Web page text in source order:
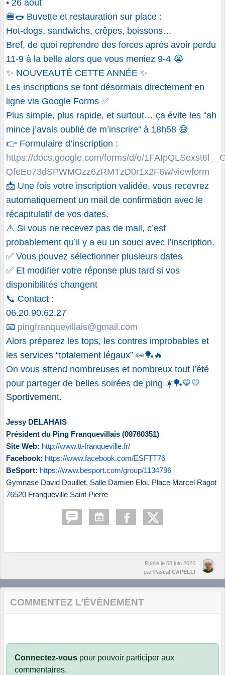
• 26 août
🍔🌭 Buvette et restauration sur place :
Hot-dogs, sandwichs, crêpes, boissons…
Bref, de quoi reprendre des forces après avoir perdu
11-9 à la belle alors que vous meniez 9-4 😭
✨ NOUVEAUTÉ CETTE ANNÉE ✨
Les inscriptions se font désormais directement en
ligne via Google Forms ✅
Plus simple, plus rapide, et surtout… ça évite les “ah
mince j’avais oublié de m’inscrire” à 18h58 😅
👉 Formulaire d’inscription :
https://docs.google.com/forms/d/e/
QfeEo73dSPWMOzz6zRMTzD0r1x2F6w/viewform
📩 Une fois votre inscription validée, vous recevrez
automatiquement un mail de confirmation avec le
récapitulatif de vos dates.
⚠️ Si vous ne recevez pas de mail, c’est
probablement qu’il y a eu un souci avec l’inscription.
✅ Vous pouvez sélectionner plusieurs dates
✅ Et modifier votre réponse plus tard si vos
disponibilités changent
📞 Contact :
06.20.90.62.27
📧 pingfranquevillais@gmail.com
Alors préparez les tops, les contres improbables et
les services “totalement légaux” 👀🏓🔥
On vous attend nombreuses et nombreux tout l’été
pour partager de belles soirées de ping ☀️🏓💙💛
Sportivement.
Jessy DELAHAIS
Président du Ping Franquevillais (09760351)
Site Web: http://www.tt-franqueville.fr/
Facebook: https://www.facebook.com/ESFTT76
BeSport: https://www.besport.com/group/1134796
Gymnase David Douillet, Salle Damien Eloi, Place Marcel Ragot
76520 Franqueville Saint Pierre
Publié le 08 juin 2026
par Pascal CAPELLI
COMMENTEZ L’ÉVÈNEMENT
Connectez-vous pour pouvoir participer aux
commentaires.